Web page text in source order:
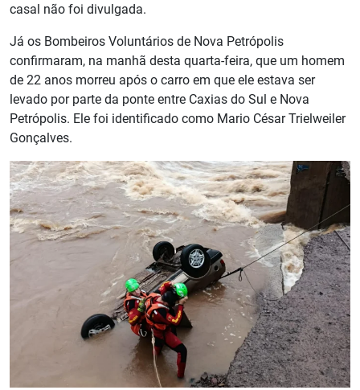
casal não foi divulgada.
Já os Bombeiros Voluntários de Nova Petrópolis
confirmaram, na manhã desta quarta-feira, que um homem
de 22 anos morreu após o carro em que ele estava ser
levado por parte da ponte entre Caxias do Sul e Nova
Petrópolis. Ele foi identificado como Mario César Trielweiler
Gonçalves.